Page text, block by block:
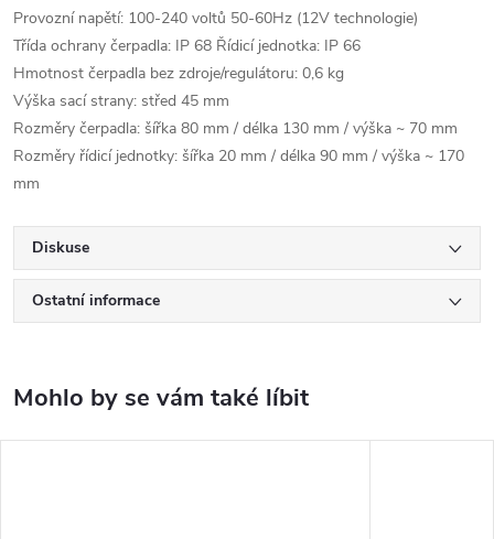
Provozní napětí: 100-240 voltů 50-60Hz (12V technologie)
Třída ochrany čerpadla: IP 68 Řídicí jednotka: IP 66
Hmotnost čerpadla bez zdroje/regulátoru: 0,6 kg
Výška sací strany: střed 45 mm
Rozměry čerpadla: šířka 80 mm / délka 130 mm / výška ~ 70 mm
Rozměry řídicí jednotky: šířka 20 mm / délka 90 mm / výška ~ 170
mm
Diskuse
Ostatní informace